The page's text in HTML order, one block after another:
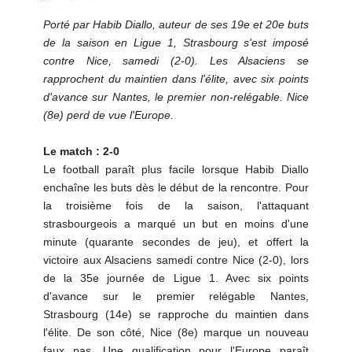
Porté par Habib Diallo, auteur de ses 19e et 20e buts
de la saison en Ligue 1, Strasbourg s'est imposé
contre Nice, samedi (2-0). Les Alsaciens se
rapprochent du maintien dans l'élite, avec six points
d'avance sur Nantes, le premier non-relégable. Nice
(8e) perd de vue l'Europe.
Le match : 2-0
Le football paraît plus facile lorsque Habib Diallo
enchaîne les buts dès le début de la rencontre. Pour
la troisième fois de la saison, l'attaquant
strasbourgeois a marqué un but en moins d'une
minute (quarante secondes de jeu), et offert la
victoire aux Alsaciens samedi contre Nice (2-0), lors
de la 35e journée de Ligue 1. Avec six points
d'avance sur le premier relégable Nantes,
Strasbourg (14e) se rapproche du maintien dans
l'élite. De son côté, Nice (8e) marque un nouveau